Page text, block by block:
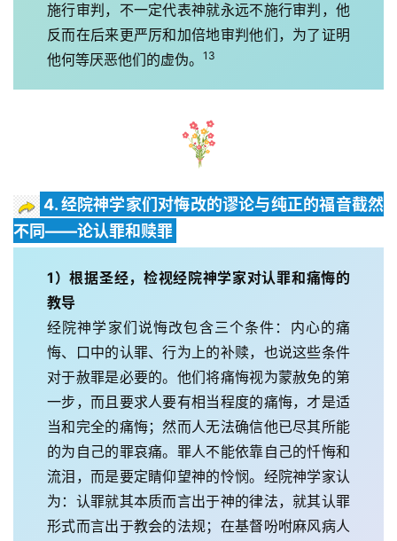
施行审判，不一定代表神就永远不施行审判，他
反而在后来更严厉和加倍地审判他们，为了证明
他何等厌恶他们的虚伪。
13
4. 经院神学家们对悔改的谬论与纯正的福音截然
不同——论认罪和赎罪
1）根据圣经，检视经院神学家对认罪和痛悔的
教导
经院神学家们说悔改包含三个条件：内心的痛
悔、口中的认罪、行为上的补赎，也说这些条件
对于赦罪是必要的。他们将痛悔视为蒙赦免的第
一步，而且要求人要有相当程度的痛悔，才是适
当和完全的痛悔；然而人无法确信他已尽其所能
的为自己的罪哀痛。罪人不能依靠自己的忏悔和
流泪，而是要定睛仰望神的怜悯。经院神学家认
为：认罪就其本质而言出于神的律法，就其认罪
形式而言出于教会的法规；在基督吩咐麻风病人